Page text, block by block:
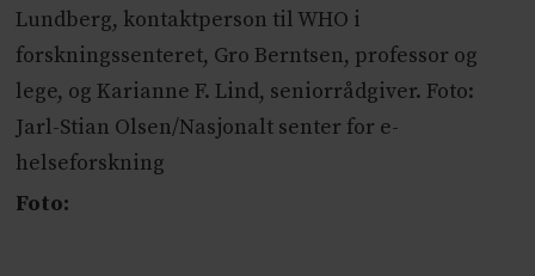
Lundberg, kontaktperson til WHO i
forskningssenteret, Gro Berntsen, professor og
lege, og Karianne F. Lind, seniorrådgiver. Foto:
Jarl-Stian Olsen/Nasjonalt senter for e-
helseforskning
Foto: